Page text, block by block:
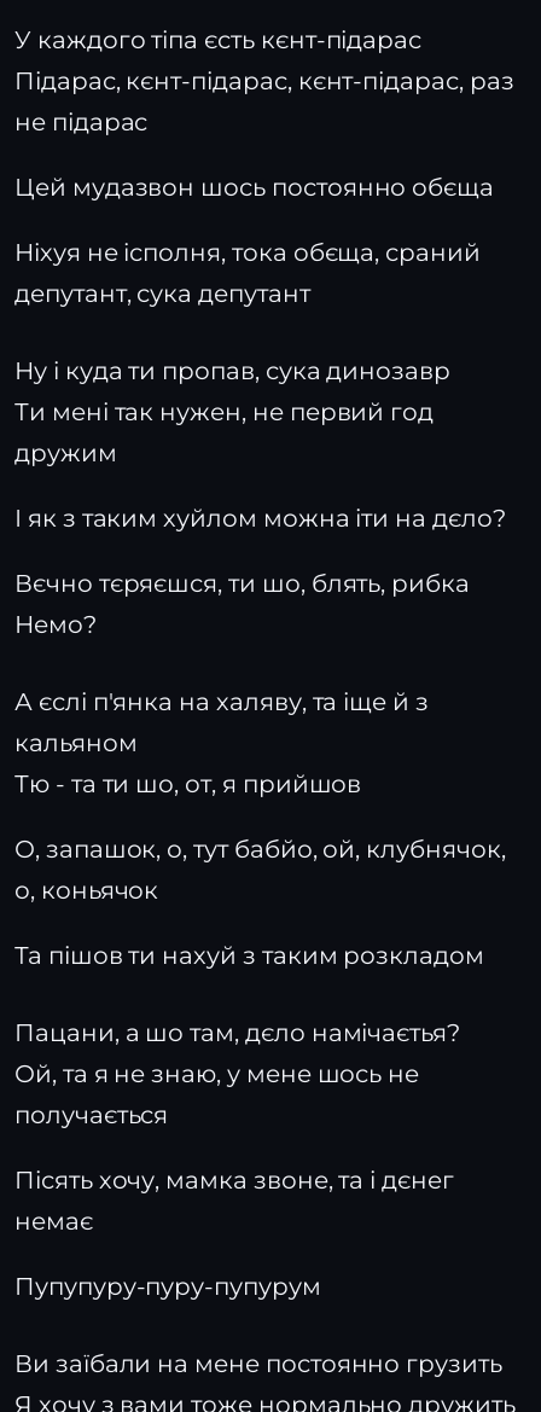
У каждого тіпа єсть кєнт-підарас
Підарас, кєнт-підарас, кєнт-підарас, раз
не підарас
Цей мудазвон шось постоянно обєща
Ніхуя не ісполня, тока обєща, сраний
депутант, сука депутант
Ну і куда ти пропав, сука динозавр
Ти мені так нужен, не первий год
дружим
І як з таким хуйлом можна іти на дєло?
Вєчно тєряєшся, ти шо, блять, рибка
Немо?
А єслі п'янка на халяву, та іще й з
кальяном
Тю - та ти шо, от, я прийшов
О, запашок, о, тут бабйо, ой, клубнячок,
о, коньячок
Та пішов ти нахуй з таким розкладом
Пацани, а шо там, дєло намічаєтья?
Ой, та я не знаю, у мене шось не
получається
Пісять хочу, мамка звоне, та і дєнег
немає
Пупупуру-пуру-пупурум
Ви заїбали на мене постоянно грузить
Я хочу з вами тоже нормально дружить